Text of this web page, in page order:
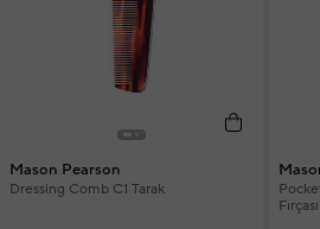
Mason Pearson
Dressing Comb C1 Tarak
Fırçası